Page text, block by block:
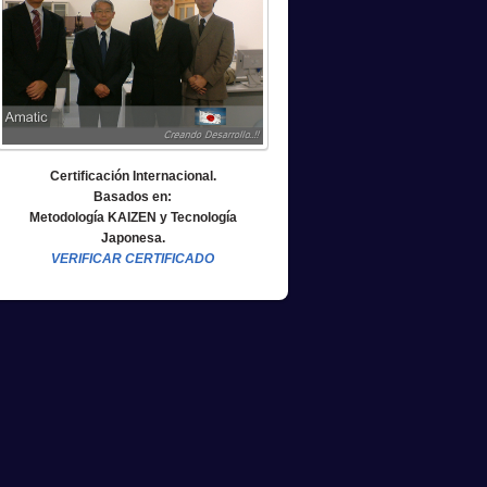
Certificación Internacional.
Basados en:
Metodología KAIZEN y Tecnología
Japonesa.
VERIFICAR CERTIFICADO